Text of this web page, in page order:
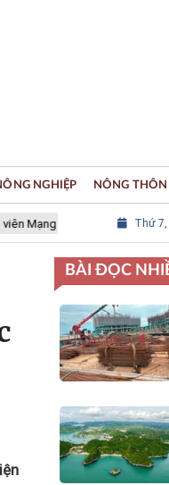
lưới các Thành phố ThủThứ 7,
NGHIỆP NÔNG THÔN
BÀI ĐỌC